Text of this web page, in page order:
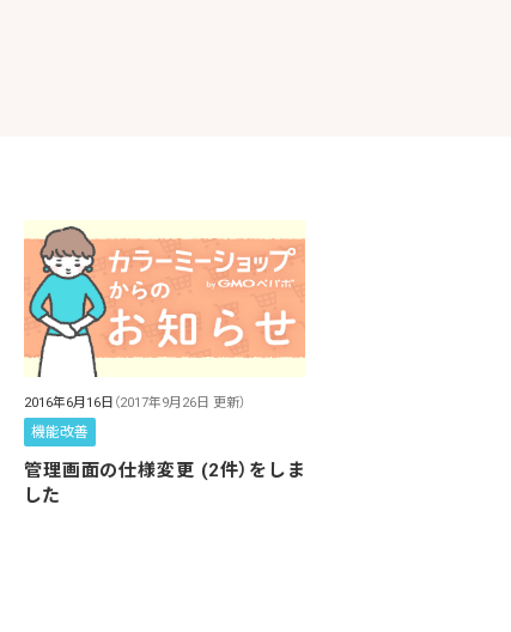
2016年6月16日 （2017年9月26日 更新）
機能改善
管理画面の仕様変更 (2件）をしま
した